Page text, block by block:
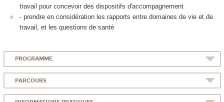
travail pour concevoir des dispositifs d'accompagnement
- prendre en considération les rapports entre domaines de vie et de
travail, et les questions de santé
PROGRAMME
PARCOURS